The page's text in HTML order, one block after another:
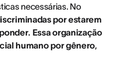
necessárias. No
por estarem
Essa organização
humano por gênero,